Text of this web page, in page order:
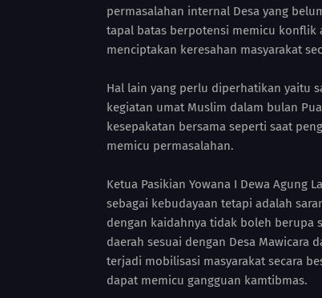
permasalahan internal Desa yang
tapal batas berpotensi memicu konflik
menciptakan keresahan masyarakat
Hal lain yang perlu diperhatikan yaitu
kegiatan umat Muslim dalam bulan
kesepakatan bersama seperti saat
memicu permasalahan.
Ketua Pasikian Yowana I Dewa Agung
sebagai kebudayaan tetapi adalah
dengan kaidahnya tidak boleh berupa
daerah sesuai dengan Desa Mawicara
terjadi mobilisasi masyarakat secara
dapat memicu gangguan kamtibmas.